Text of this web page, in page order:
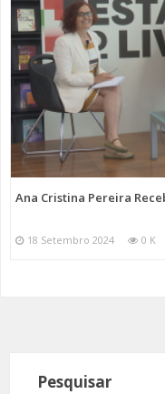
Ana Cristina Pereira
18 Setembro 2024 0 K
Pesquisar